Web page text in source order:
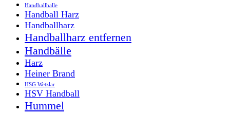
Handballhalle
Handball Harz
Handballharz
Handballharz entfernen
Handbälle
Harz
Heiner Brand
HSG Wetzlar
HSV Handball
Hummel